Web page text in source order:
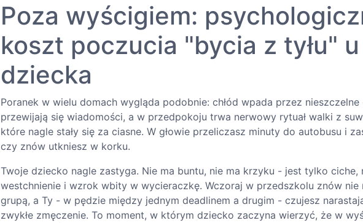
Poza wyścigiem:
koszt poczucia "bycia z tyłu" u
dziecka
Poranek w wielu domach wygląda podobnie: chłód wpada przez
przewijają się wiadomości, a w przedpokoju trwa nerwowy rytuał walki z
które nagle stały się za ciasne. W głowie przeliczasz minuty do autobusu i
czy znów utkniesz w korku.
Twoje dziecko nagle zastyga. Nie ma buntu, nie ma krzyku - jest tylko ciche,
westchnienie i wzrok wbity w wycieraczkę. Wczoraj w przedszkolu znów nie
grupą, a Ty - w pędzie między jednym deadlinem a drugim - czujesz
zwykłe zmęczenie. To moment, w którym dziecko zaczyna wierzyć, że w